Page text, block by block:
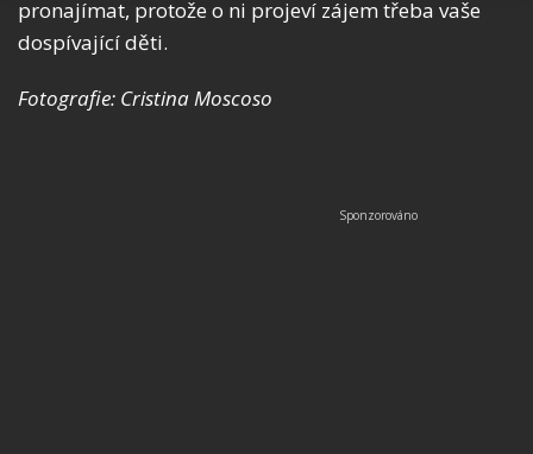
pronajímat, protože o ni projeví zájem třeba vaše
dospívající děti.
Fotografie: Cristina Moscoso